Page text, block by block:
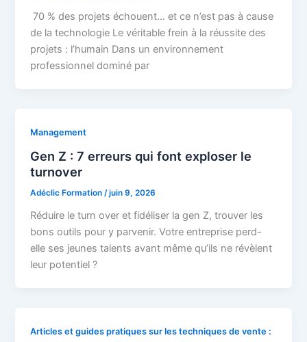
70 % des projets échouent… et ce n’est pas à cause
de la technologie Le véritable frein à la réussite des
projets : l’humain Dans un environnement
professionnel dominé par
Management
Gen Z : 7 erreurs qui font exploser le
turnover
Adéclic Formation/juin 9, 2026
Réduire le turn over et fidéliser la gen Z, trouver les
bons outils pour y parvenir. Votre entreprise perd-
elle ses jeunes talents avant même qu’ils ne révèlent
leur potentiel ?
Articles et guides pratiques sur les techniques de vente :